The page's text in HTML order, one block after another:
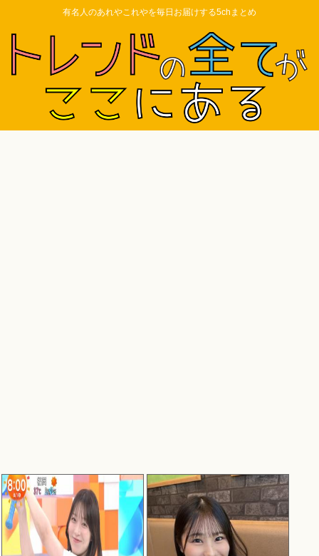
有名人のあれやこれやを毎日お届けする5chまとめ